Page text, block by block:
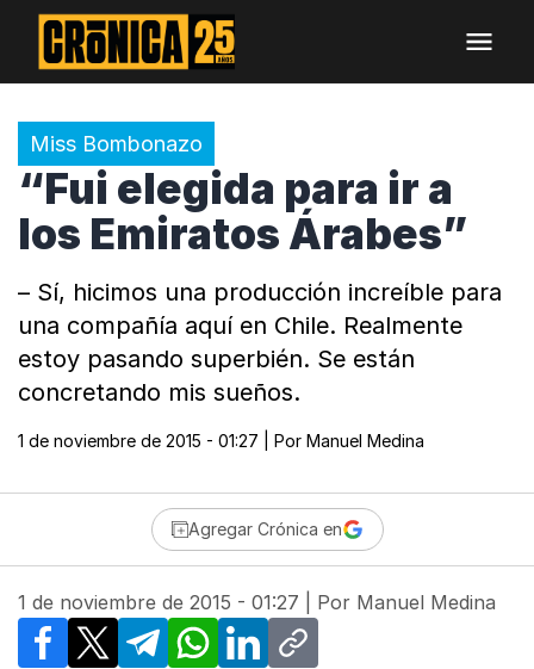
Miss Bombonazo
“Fui elegida para ir a
los Emiratos Árabes”
– Sí, hicimos una producción increíble para
una compañía aquí en Chile. Realmente
estoy pasando superbién. Se están
concretando mis sueños.
1 de noviembre de 2015 - 01:27 | Por Manuel Medina
Agregar Crónica en
1 de noviembre de 2015 - 01:27 | Por Manuel Medina
Facebook
X TelegramWhatsApp
LinkedInCopy link